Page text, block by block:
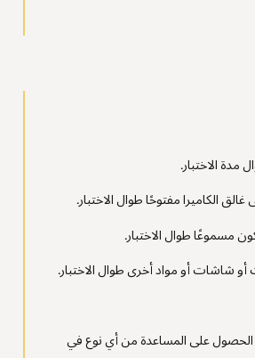
مدة الاختبار.
الكاميرا مفتوحًا طوال الاختبار.
مسموعًا طوال الاختبار.
شاشات أو مواد أخرى طوال الاختبار.
الحصول على المساعدة من أي نوع في